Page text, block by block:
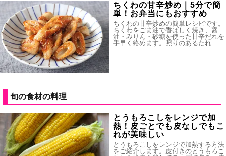
ちくわの甘辛炒め｜5分で簡
単！お弁当にもおすすめ
ちくわの甘辛炒めの簡単レシピです。
ちくわをごま油で香ばしく焼き、醤
油・みりん・砂糖を使った甘辛だれを
手早く絡めます。照りのあるたれ…
旬の食材の料理
とうもろこしをレンジで加
熱！皮ごとでも皮なしでもこ
れが美味しい
とうもろこしをレンジで加熱する方法
をご紹介します。皮付きのとうもろこ